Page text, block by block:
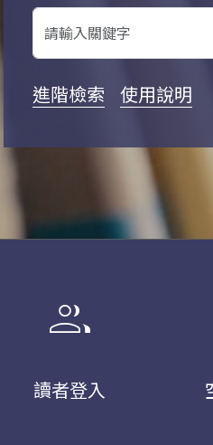
進階檢索 使用說明
group
讀者登入